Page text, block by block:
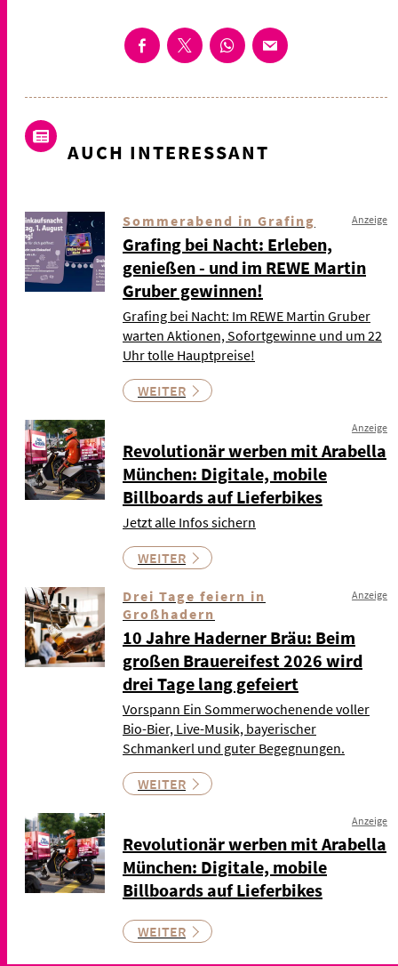
AUCH INTERESSANT
Sommerabend in Grafing Anzeige
Grafing bei Nacht: Erleben,
genießen - und im REWE Martin
Gruber gewinnen!
Grafing bei Nacht: Im REWE Martin Gruber
warten Aktionen, Sofortgewinne und um 22
Uhr tolle Hauptpreise!
WEITER
Anzeige
Revolutionär werben mit Arabella
München: Digitale, mobile
Billboards auf Lieferbikes
Jetzt alle Infos sichern
WEITER
Drei Tage feiern in
Großhadern
Anzeige
10 Jahre Haderner Bräu: Beim
großen Brauereifest 2026 wird
drei Tage lang gefeiert
Vorspann Ein Sommerwochenende voller
Bio-Bier, Live-Musik, bayerischer
Schmankerl und guter Begegnungen.
WEITER
Anzeige
Revolutionär werben mit Arabella
München: Digitale, mobile
Billboards auf Lieferbikes
WEITER